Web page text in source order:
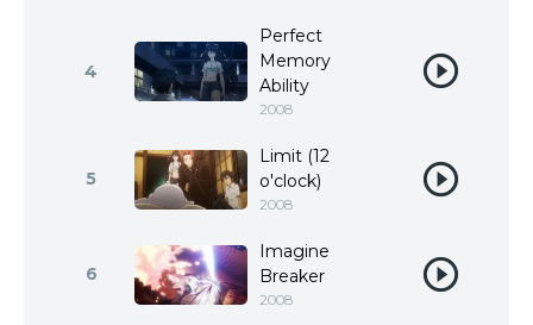
4
Perfect
Memory
Ability
2008
5
Limit (12
o'clock)
2008
6
Imagine
Breaker
2008